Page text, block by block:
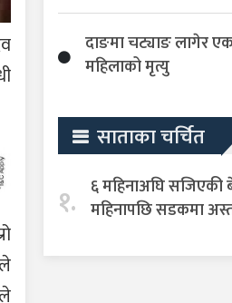
दाङमा चट्याङ लागेर
महिलाको मृत्यु
साताका चर्चित
१. ६ महिनाअघि सजिएकी
महिनापछि सडकमा